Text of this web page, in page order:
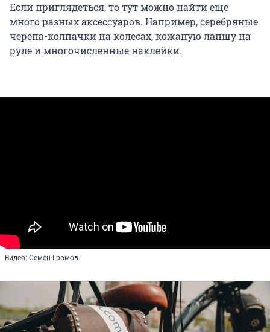
Если приглядеться, то тут можно найти еще
много разных аксессуаров. Например, серебряные
черепа-колпачки на колесах, кожаную лапшу на
руле и многочисленные наклейки.
Видео: Семён Громов